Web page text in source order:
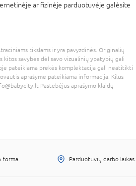
ar fizinėje parduotuvėje galėsite
tikslams ir yra pavyzdinės. Originalių
savybės dėl savo vizualinių ypatybių gali
pateikiama prekės komplektacija gali neatitikti
aprašyme pateikiama informacija. Kilus
Pastebėjus aprašymo klaidų
forma Parduotuvių darbo laikas